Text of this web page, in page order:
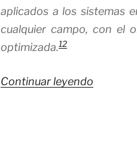
aplicados a los sistemas
cualquier campo, con el
optimizada.12
Continuar leyendo